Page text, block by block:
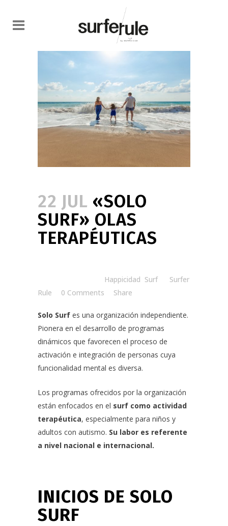
22 JUL «SOLO
SURF» OLAS
TERAPÉUTICAS
Happicidad Surf
Surfer
Rule
0 Comments Share
Solo Surf es una organización independiente.
Pionera en el desarrollo de programas
dinámicos que favorecen el proceso de
activación e integración de personas cuya
funcionalidad mental es diversa.
Los programas ofrecidos por la organización
están enfocados en el surf como actividad
terapéutica, especialmente para niños y
adultos con autismo. Su labor es referente
a nivel nacional e internacional.
INICIOS DE SOLO
SURF